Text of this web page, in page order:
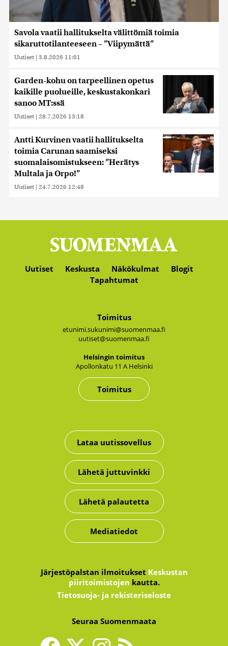
Savola vaatii hallitukselta välittömiä toimia
sikaruttotilanteeseen – ”Viipymättä”
Uutiset | 3.8.2026 11:01
Garden-kohu on tarpeellinen opetus
kaikille puolueille, keskustakonkari
sanoo MT:ssä
Uutiset | 28.7.2026 13:18
Antti Kurvinen vaatii hallitukselta
toimia Carunan saamiseksi
suomalaisomistukseen: ”Herätys
Multala ja Orpo!”
Uutiset | 24.7.2026 12:48
Uutiset Keskusta Näkökulmat
Blogit
Tapahtumat
Toimitus
etunimi.sukunimi@suomenmaa.fi
uutiset@suomenmaa.fi
Hel­sin­gin toi­mi­tus
Apol­lon­ka­tu 11 A Hel­sin­ki
Toimitus
Lataa uutissovellus
Lähetä juttuvinkki
Lähetä palautetta
Mediatiedot
Järjestöpalstan ilmoitukset Keskustan
piiritoimistojen kautta.
Tietosuoja- ja rekisteriseloste
Seuraa Suomenmaata